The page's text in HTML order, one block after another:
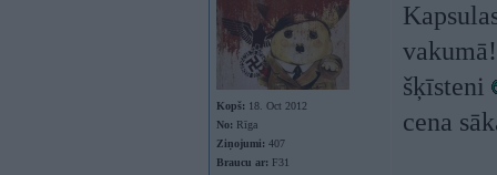
Kopš: 18. Oct 2012
No: Rīga
Ziņojumi: 407
Braucu ar: F31
šķīsteni
cena